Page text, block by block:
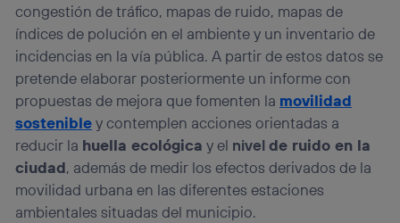
congestión de tráfico, mapas de ruido, mapas de
índices de polución en el ambiente y un inventario de
incidencias en la vía pública. A partir de estos datos se
pretende elaborar posteriormente un informe con
propuestas de mejora que fomenten la movilidad
sostenibley contemplen acciones orientadas a
reducir la huella ecológica y el nivelde ruido en la
ciudad, además de medir los efectos derivados de la
movilidad urbana en las diferentes estaciones
ambientales situadas del municipio.